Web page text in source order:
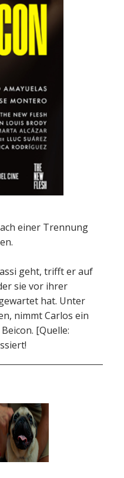
einer Trennung
geht, trifft er auf
sie vor ihrer
hat. Unter
nimmt Carlos ein
[Quelle: